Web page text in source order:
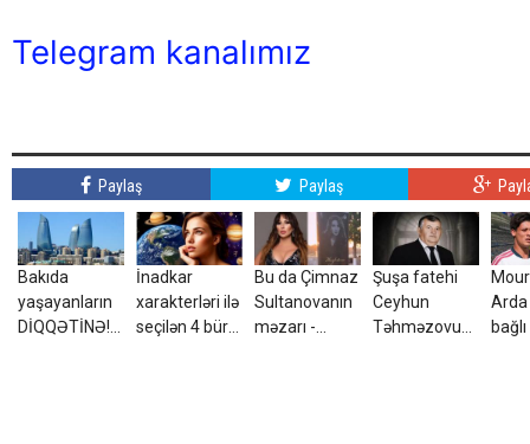
Telegram kanalımız
Paylaş Paylaş
Bakıda
yaşayanların
DİQQƏTİNƏ!7
İnadkar
xarakterləri ilə
seçilən 4 bürc:
Bu da Çimnaz
Sultanovanın
məzarı -
Şuşa fatehi
Ceyhun
Təhməzovun
Arda